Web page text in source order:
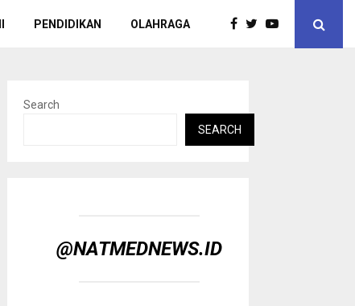
PENDIDIKAN OLAHRAGA
Search
SEARCH
@NATMEDNEWS.ID